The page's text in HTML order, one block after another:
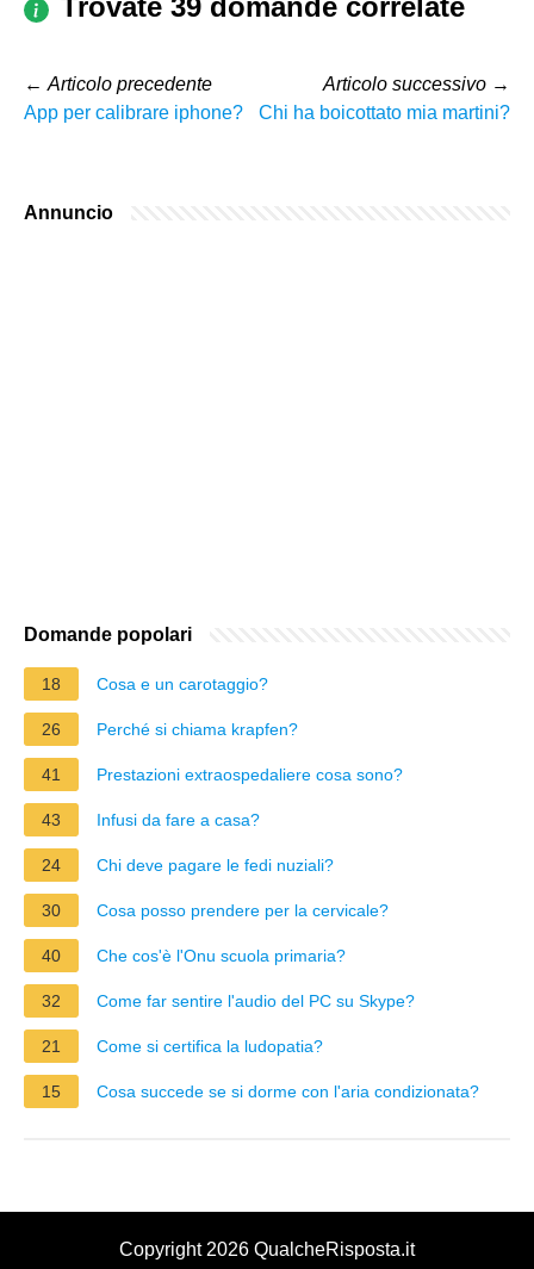
← Articolo precedente
App per calibrare iphone?
Articolo successivo →
Chi ha boicottato mia martini?
Annuncio
Domande popolari
18 Cosa e un carotaggio?
26 Perché si chiama krapfen?
41 Prestazioni extraospedaliere cosa sono?
43 Infusi da fare a casa?
24 Chi deve pagare le fedi nuziali?
30 Cosa posso prendere per la cervicale?
40 Che cos'è l'Onu scuola primaria?
32 Come far sentire l'audio del PC su Skype?
21 Come si certifica la ludopatia?
15 Cosa succede se si dorme con l'aria condizionata?
Copyright 2026 QualcheRisposta.it